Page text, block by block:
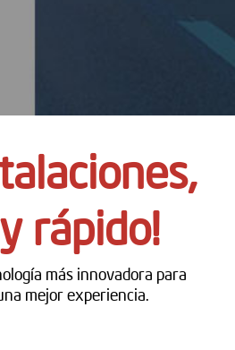
rápido!
más innovadora para
mejor experiencia.